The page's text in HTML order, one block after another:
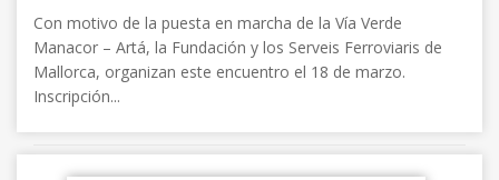
Con motivo de la puesta en marcha de la Vía Verde
Manacor – Artá, la Fundación y los Serveis Ferroviaris de
Mallorca, organizan este encuentro el 18 de marzo.
Inscripción...